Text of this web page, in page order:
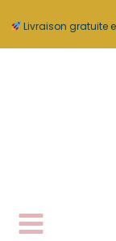
Livraison gratuite